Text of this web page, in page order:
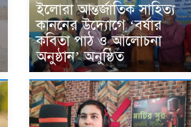
ইলোরা আন্তর্জাতিক সাহিত্য
কাননের উদ্যোগে ‘বর্ষার
কবিতা পাঠ ও আলোচনা
অনুষ্ঠান’ অনুষ্ঠিত